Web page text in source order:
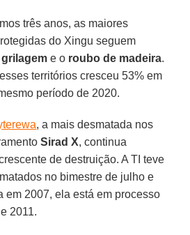
três anos, as maiores
do Xingu seguem
grilagem e o roubo de madeira.
territórios cresceu 53% em
período de 2020.
, a mais desmatada nos
Sirad X, continua
de destruição. A TI teve
no bimestre de julho e
em 2007, ela está em processo
2011.